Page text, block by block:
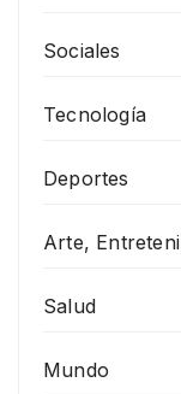
Sociales
Tecnología
Deportes
Arte,
Salud
Mundo